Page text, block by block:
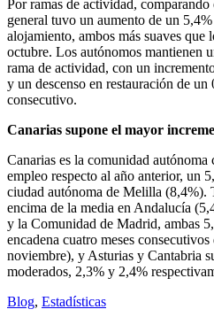
Por ramas de actividad,
general tuvo un aumento de un
alojamiento, ambos más suaves que
octubre. Los autónomos mantienen
rama de actividad, con un
y un descenso en restauración de
consecutivo.
Canarias supone el mayor
Canarias es la comunidad
empleo respecto al año anterior, un
ciudad autónoma de Melilla (8,4%).
encima de la media en Andalucía
y la Comunidad de Madrid, ambas
encadena cuatro meses
noviembre), y Asturias y Cantabria
moderados, 2,3% y 2,4%
Blog, Estadísticas